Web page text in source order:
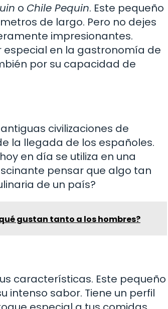
o Chile Pequin. Este pequeño
de largo. Pero no dejes
impresionantes.
especial en la gastronomía de
por su capacidad de
civilizaciones de
la llegada de los españoles.
en día se utiliza en una
pensar que algo tan
de un país?
gustan tanto a los hombres?
características. Este pequeño
intenso sabor. Tiene un perfil